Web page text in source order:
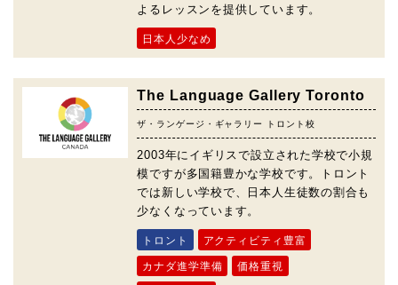
よるレッスンを提供しています。
日本人少なめ
The Language Gallery Toronto
ザ・ランゲージ・ギャラリー トロント校
2003年にイギリスで設立された学校で小規
模ですが多国籍豊かな学校です。トロント
では新しい学校で、日本人生徒数の割合も
少なくなっています。
トロント アクティビティ豊富
カナダ進学準備 価格重視